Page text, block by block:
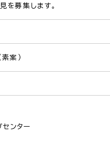
を募集します。
案）
ンター